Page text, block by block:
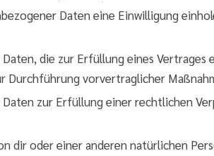
Daten eine Einwilligung
die zur Erfüllung eines
Durchführung vorvertraglicher
zur Erfüllung einer rechtlichen
dir oder einer anderen natürlichen